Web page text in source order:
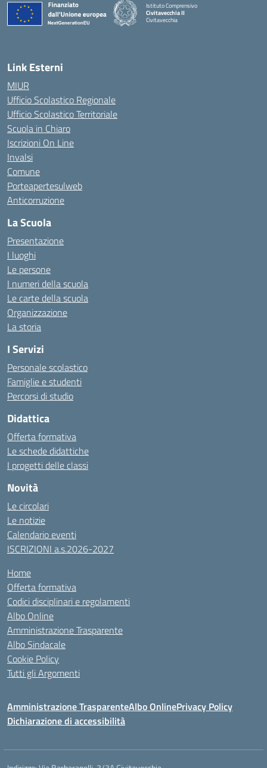
Istituto Comprensivo
Civitavecchia II
Civitavecchia
Link Esterni
MIUR
Ufficio Scolastico Regionale
Ufficio Scolastico Territoriale
Scuola in Chiaro
Iscrizioni On Line
Invalsi
Comune
Porteapertesulweb
Anticorruzione
La Scuola
Presentazione
I luoghi
Le persone
I numeri della scuola
Le carte della scuola
Organizzazione
La storia
I Servizi
Personale scolastico
Famiglie e studenti
Percorsi di studio
Didattica
Offerta formativa
Le schede didattiche
I progetti delle classi
Novità
Le circolari
Le notizie
Calendario eventi
ISCRIZIONI a.s.2026-2027
Home
Offerta formativa
Codici disciplinari e regolamenti
Albo Online
Amministrazione Trasparente
Albo Sindacale
Cookie Policy
Tutti gli Argomenti
Amministrazione TrasparenteAlbo OnlinePrivacy Policy
Dichiarazione di accessibilità